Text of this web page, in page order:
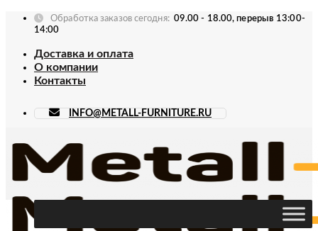
Skip
Обработка заказов сегодня: 09.00 - 18.00, перерыв 13:00-
14:00
Доставка и оплата
О компании
Контакты
INFO@METALL-FURNITURE.RU